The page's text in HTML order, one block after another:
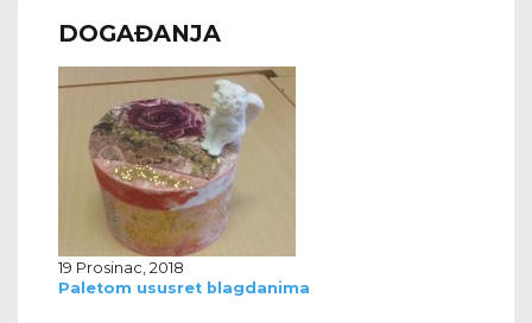
DOGAĐANJA
19 Prosinac, 2018
Paletom ususret blagdanima